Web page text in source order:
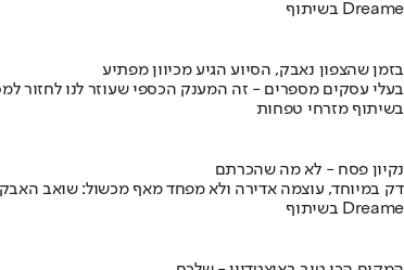
בשיתוף Dreame
בזמן שהצפון נאבק, הסיוע הגיע מכיוון מפתיע
בעלי עסקים מספרים - זה המענק הכספי שעוזר לנו לחזור
בשיתוף מזרחי טפחות
נקיון פסח - לא מה שהכרתם
דק במיוחד, עוצמה אדירה ולא מפחד מאף מכשול: שואב
בשיתוף Dreame